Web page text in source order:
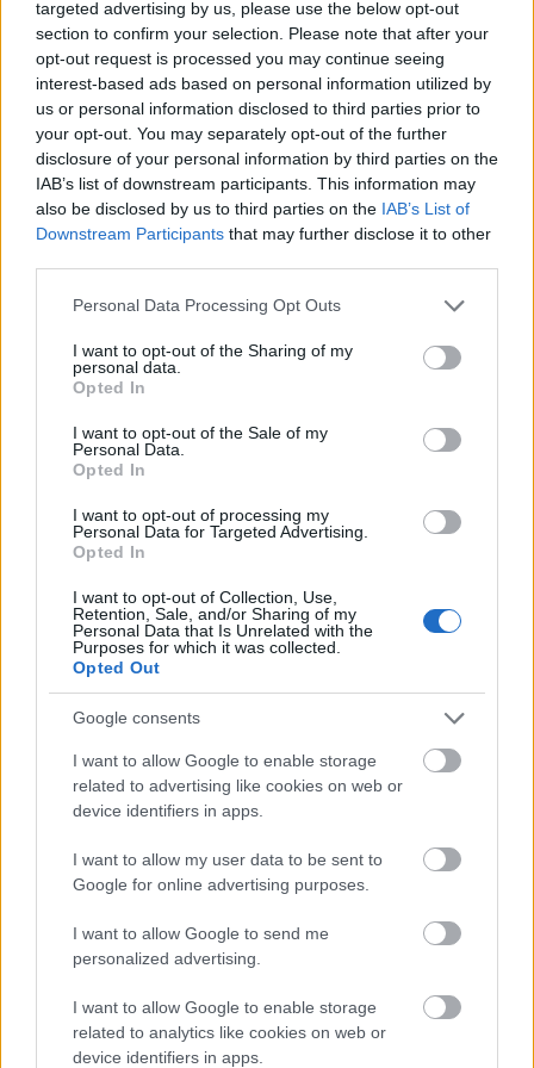
targeted advertising by us, please use the below opt-out
section to confirm your selection. Please note that after your
opt-out request is processed you may continue seeing
interest-based ads based on personal information utilized by
us or personal information disclosed to third parties prior to
your opt-out. You may separately opt-out of the further
disclosure of your personal information by third parties on the
IAB’s list of downstream participants. This information may
also be disclosed by us to third parties on the IAB’s List of
Downstream Participants that may further disclose it to other
Please note that this website/app uses one or more Google
not limited to your visit or usage behaviour. You may click to
grant or deny consent to Google and its third-party tags to
use your data for below specified purposes in below Google
consent section.
Personal Data Processing Opt Outs
I want to opt-out of the Sharing of my
personal data.
Opted In
I want to opt-out of the Sale of my
Personal Data.
Opted In
I want to opt-out of processing my
Personal Data for Targeted Advertising.
Opted In
I want to opt-out of Collection, Use,
Retention, Sale, and/or Sharing of my
Personal Data that Is Unrelated with the
Purposes for which it was collected.
Opted Out
Google consents
I want to allow Google to enable storage
related to advertising like cookies on web or
device identifiers in apps.
I want to allow my user data to be sent to
Google for online advertising purposes.
I want to allow Google to send me
personalized advertising.
I want to allow Google to enable storage
related to analytics like cookies on web or
device identifiers in apps.
Wayne Shorter
utóbbin nagyobb arányban. Volt pillanat, amikor
úgy tűnt, ő maga sem tudja eldönteni éppen
jazztörténelmében külön fejezetet érdemel, egyedi
szoprán soundjáért pedig szerintem sokan ölni
mindezt élőben hallani! A nagy öreg ott állt a
színpadon, háttal a zongorának támaszkodva fújta,
volt, hogy sokáig kivárt, gyakran meg épphogy csak
egy kicsit belejátszott, amit éppen gondolt. Az
amerikai-olasz bőgős,
egyébként a hathúros basszusgitár királya, illetve
korábban olyan zenészeket kísért, mint
Chick Corea,
Herbie HancockésMichael Brecker- hamar
megszabadult fekete zakójától és feltűrte
kottáit hevesen lapozgatnia kellett. Mindenestre
rettentő pontos kísérete közben sokat mosolygott és
gyakran nevetett össze zongorista vagy dobos
kollégájával. Sajnos
kimondottan tradicionális nagybőgő-szólót nem
hallhattunk tőle, azonban előfordult, hogy a nagy
szárnyalásban ő tartotta össze az egész kompozíciót.
Brian Bladedobos,Kenny Garrettés